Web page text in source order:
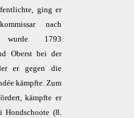
ging er
nach
1793
Oberst bei der
er gegen die
kämpfte. Zum
kämpfte er
Hondschoote (8.